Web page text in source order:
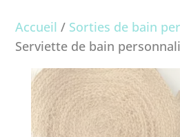
Accueil / Sorties de bain
Serviette de bain